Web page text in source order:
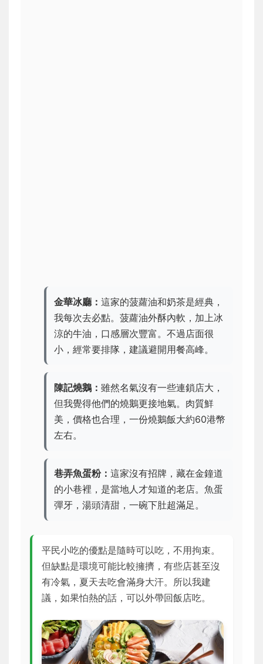
金華冰廳： 這家的菠蘿油和奶茶是經典，
我每次去必點。菠蘿油外酥內軟，加上冰
涼的牛油，口感層次豐富。不過店面很
小，經常要排隊，建議避開用餐高峰。
陳記燒鵝： 雖然名氣沒有一些連鎖店大，
但我覺得他們的燒鵝更接地氣。肉質鮮
美，價格也合理，一份燒鵝飯大約60港幣
左右。
巷弄魚蛋粉： 這家沒有招牌，藏在金鐘道
的小巷裡，是當地人才知道的老店。魚蛋
彈牙，湯頭清甜，一碗下肚超滿足。
平民小吃的優點是隨時可以吃，不用拘束。
但缺點是環境可能比較擁擠，有些店甚至沒
有冷氣，夏天去吃會滿身大汗。所以我建
議，如果怕熱的話，可以外帶回飯店吃。